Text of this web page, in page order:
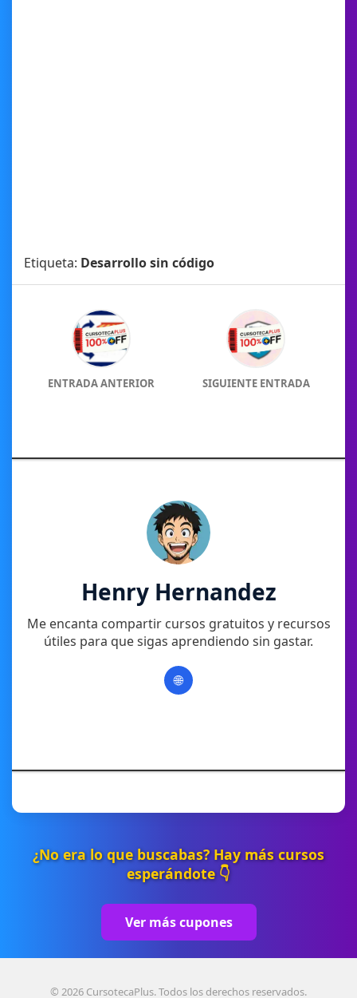
Etiqueta: Desarrollo sin código
ENTRADA ANTERIOR SIGUIENTE ENTRADA
Henry Hernandez
Me encanta compartir cursos gratuitos y recursos
útiles para que sigas aprendiendo sin gastar.
🌐
¿No era lo que buscabas? Hay más cursos
esperándote 👇
Ver más cupones
© 2026 CursotecaPlus. Todos los derechos reservados.